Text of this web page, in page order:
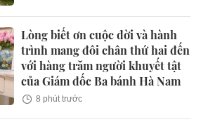
Lòng biết ơn cuộc đời và hành
trình mang đôi chân thứ hai đến
với hàng trăm người khuyết tật
của Giám đốc Ba bánh Hà Nam
8 phút trước